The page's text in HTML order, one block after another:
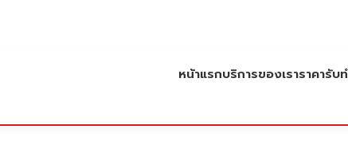
หน้าแรกบริการของเราราคารับ